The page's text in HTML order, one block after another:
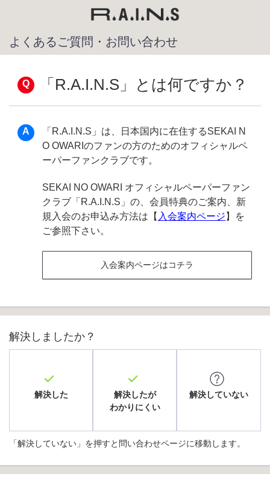
よくあるご質問・お問い合わせ
「R.A.I.N.S」とは何ですか？
「R.A.I.N.S」は、日本国内に在住するSEKAI N
O OWARIのファンの方のためのオフィシャルペ
ーパーファンクラブです。
SEKAI NO OWARI オフィシャルペーパーファン
クラブ「R.A.I.N.S」の、会員特典のご案内、新
規入会のお申込み方法は【 入会案内ページ 】を
ご参照下さい。
入会案内ページはコチラ
解決しましたか？
解決した
解決したが
わかりにくい
解決していない
「解決していない」を押すと問い合わせページに移動します。